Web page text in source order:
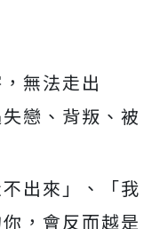
無法走出
戀、背叛、被
出來」、「我
，會反而越是